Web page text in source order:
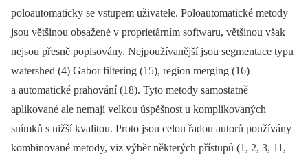
poloautomaticky se vstupem uživatele. Poloautomatické metody
jsou většinou obsažené v proprietárním softwaru, většinou však
nejsou přesně popisovány. Nejpoužívanější jsou segmentace typu
watershed (4) Gabor filtering (15), region merging (16)
a automatické prahování (18). Tyto metody samostatně
aplikované ale nemají velkou úspěšnost u komplikovaných
snímků s nižší kvalitou. Proto jsou celou řadou autorů používány
kombinované metody, viz výběr některých přístupů (1, 2, 3, 11,